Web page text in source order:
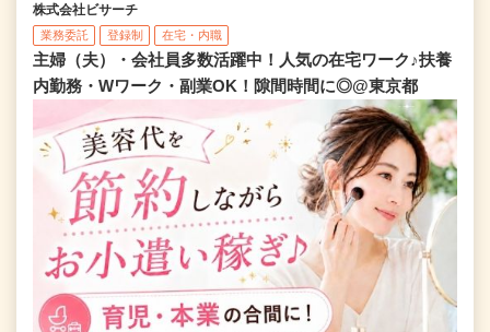
株式会社ビサーチ
業務委託 登録制 在宅・内職
主婦（夫）・会社員多数活躍中！人気の在宅ワーク♪扶養
内勤務・Wワーク・副業OK！隙間時間に◎@東京都